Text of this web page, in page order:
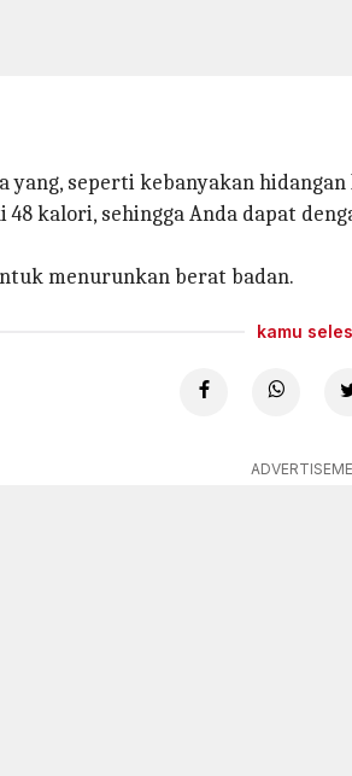
seperti kebanyakan
kalori, sehingga Anda dapat
menurunkan berat badan.
kamu